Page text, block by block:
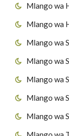
Mlango wa
Mlango wa
Mlango wa
Mlango wa
Mlango wa
Mlango wa
Mlango wa